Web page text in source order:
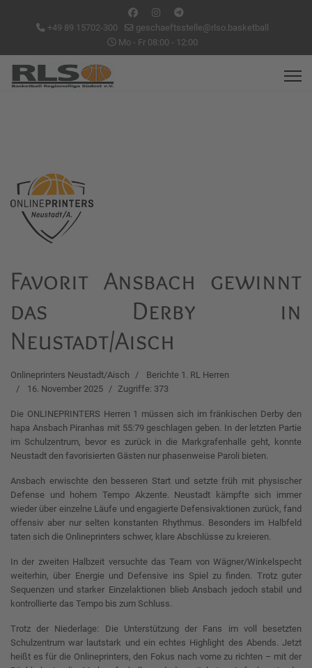
+49 89 15702-300
geschaeftsstelle@rlso.basketball
Mo - Fr 08:00 - 12:00
Favorit Ansbach gewinnt
das Derby in
Neustadt/Aisch
Onlineprinters Neustadt/Aisch
Berichte 1. RL Herren
16. November 2025
Zugriffe: 373
Die ONLINEPRINTERS Herren 1 müssen sich im fränkischen Derby den
hapa Ansbach Piranhas mit 55:79 geschlagen geben. In der letzten Partie
im Schulzentrum, bevor es zurück in die Markgrafenhalle geht, konnte
Neustadt den favorisierten Gästen nur phasenweise Paroli bieten.
Ansbach erwischte den besseren Start und setzte früh mit physischer
Defense und hohem Tempo Akzente. Neustadt kämpfte sich immer
wieder über einzelne Läufe und engagierte Defensivaktionen zurück, fand
offensiv aber nur selten konstanten Rhythmus. Besonders im Halbfeld
taten sich die Onlineprinters schwer, klare Abschlüsse zu kreieren.
In der zweiten Halbzeit versuchte das Team von Wägner/Winkelspecht
weiterhin, über Energie und Defensive ins Spiel zu finden. Trotz guter
Sequenzen und starker Einzelaktionen blieb Ansbach jedoch stabil und
kontrollierte das Tempo bis zum Schluss.
Trotz der Niederlage: Die Unterstützung der Fans im voll besetzten
Schulzentrum war lautstark und ein echtes Highlight des Abends. Jetzt
heißt es für die Onlineprinters, den Fokus nach vorne zu richten – mit der